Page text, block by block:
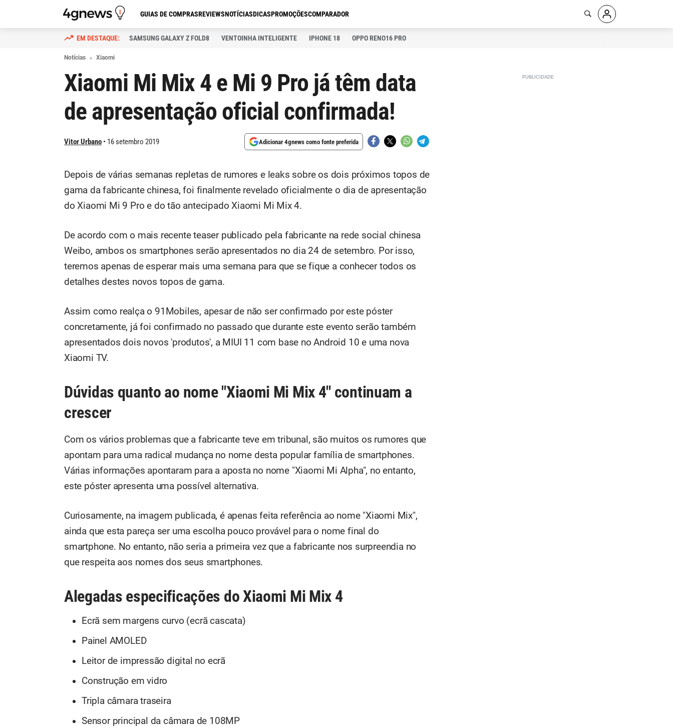
GUIAS DE COMPRASREVIEWSNOTÍCIASDICASPROMOÇÕESCOMPARADOR
SAMSUNG GALAXY Z FOLD8 VENTOINHA INTELIGENTE IPHONE 18 OPPO RENO16 PRO
Notícias Xiaomi
Xiaomi Mi Mix 4 e Mi 9 Pro já têm data
de apresentação oficial confirmada!
Vitor Urbano 16 setembro 2019 Adicionar 4gnews como fonte preferida
Depois de várias semanas repletas de rumores e leaks sobre os dois próximos topos de
gama da fabricante chinesa, foi finalmente revelado oficialmente o dia de apresentação
do Xiaomi Mi 9 Pro e do tão antecipado Xiaomi Mi Mix 4.
De acordo com o mais recente teaser publicado pela fabricante na rede social chinesa
Weibo, ambos os smartphones serão apresentados no dia 24 de setembro. Por isso,
teremos apenas de esperar mais uma semana para que se fique a conhecer todos os
detalhes destes novos topos de gama.
Assim como realça o 91Mobiles, apesar de não ser confirmado por este póster
concretamente, já foi confirmado no passado que durante este evento serão também
apresentados dois novos 'produtos', a MIUI 11 com base no Android 10 e uma nova
Xiaomi TV.
Dúvidas quanto ao nome "Xiaomi Mi Mix 4" continuam a
crescer
Com os vários problemas que a fabricante teve em tribunal, são muitos os rumores que
apontam para uma radical mudança no nome desta popular família de smartphones.
Várias informações apontaram para a aposta no nome "Xiaomi Mi Alpha", no entanto,
este póster apresenta uma possível alternativa.
Curiosamente, na imagem publicada, é apenas feita referência ao nome "Xiaomi Mix",
ainda que esta pareça ser uma escolha pouco provável para o nome final do
smartphone. No entanto, não seria a primeira vez que a fabricante nos surpreendia no
que respeita aos nomes dos seus smartphones.
Alegadas especificações do Xiaomi Mi Mix 4
Ecrã sem margens curvo (ecrã cascata)
Painel AMOLED
Leitor de impressão digital no ecrã
Construção em vidro
Tripla câmara traseira
Sensor principal da câmara de 108MP